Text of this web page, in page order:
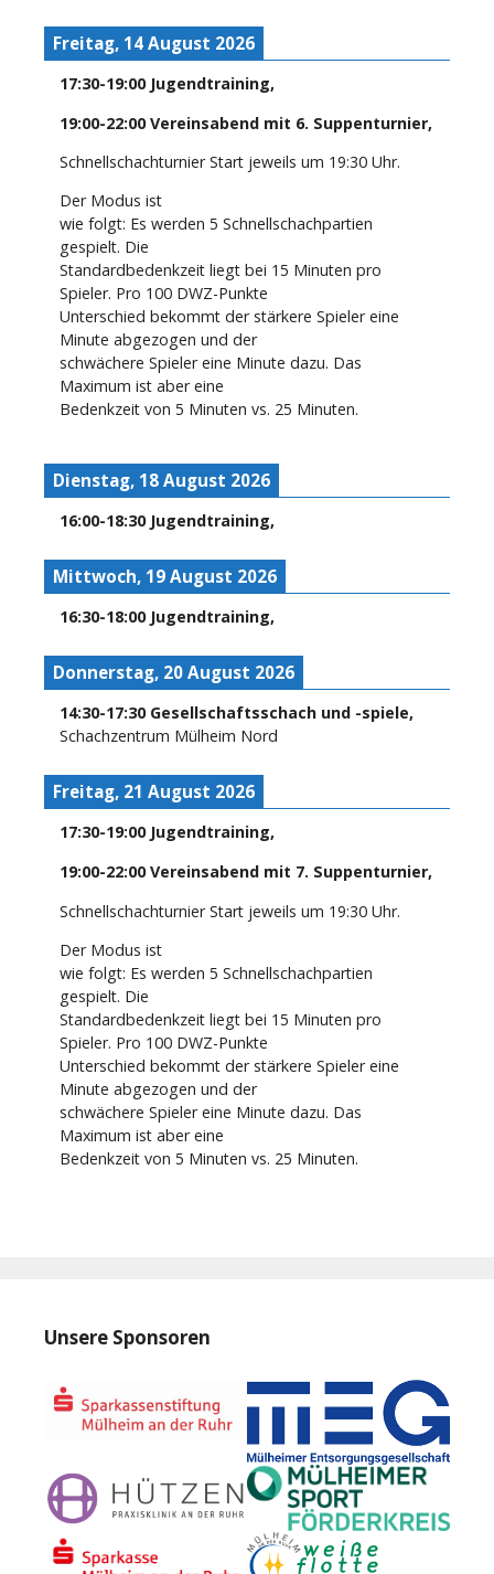
Freitag, 14 August 2026
17:30-19:00 Jugendtraining,
19:00-22:00 Vereinsabend mit 6. Suppenturnier,
Schnellschachturnier Start jeweils um 19:30 Uhr.
Der Modus ist
wie folgt: Es werden 5 Schnellschachpartien
gespielt. Die
Standardbedenkzeit liegt bei 15 Minuten pro
Spieler. Pro 100 DWZ-Punkte
Unterschied bekommt der stärkere Spieler eine
Minute abgezogen und der
schwächere Spieler eine Minute dazu. Das
Maximum ist aber eine
Bedenkzeit von 5 Minuten vs. 25 Minuten.
Dienstag, 18 August 2026
16:00-18:30 Jugendtraining,
Mittwoch, 19 August 2026
16:30-18:00 Jugendtraining,
Donnerstag, 20 August 2026
14:30-17:30 Gesellschaftsschach und -spiele,
Schachzentrum Mülheim Nord
Freitag, 21 August 2026
17:30-19:00 Jugendtraining,
19:00-22:00 Vereinsabend mit 7. Suppenturnier,
Schnellschachturnier Start jeweils um 19:30 Uhr.
Der Modus ist
wie folgt: Es werden 5 Schnellschachpartien
gespielt. Die
Standardbedenkzeit liegt bei 15 Minuten pro
Spieler. Pro 100 DWZ-Punkte
Unterschied bekommt der stärkere Spieler eine
Minute abgezogen und der
schwächere Spieler eine Minute dazu. Das
Maximum ist aber eine
Bedenkzeit von 5 Minuten vs. 25 Minuten.
Unsere Sponsoren